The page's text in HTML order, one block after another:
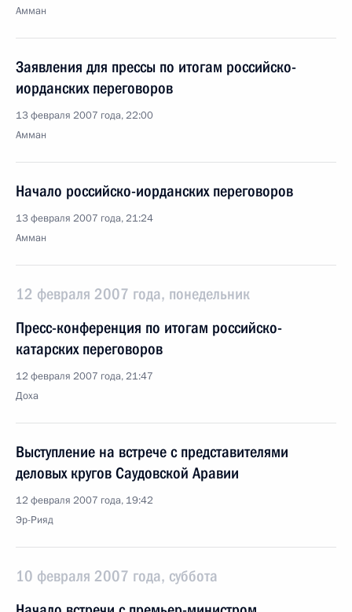
Амман
Заявления для прессы по итогам российско-
иорданских переговоров
13 февраля 2007 года, 22:00
Амман
Начало российско-иорданских переговоров
13 февраля 2007 года, 21:24
Амман
12 февраля 2007 года, понедельник
Пресс-конференция по итогам российско-
катарских переговоров
12 февраля 2007 года, 21:47
Доха
Выступление на встрече с представителями
деловых кругов Саудовской Аравии
12 февраля 2007 года, 19:42
Эр-Рияд
10 февраля 2007 года, суббота